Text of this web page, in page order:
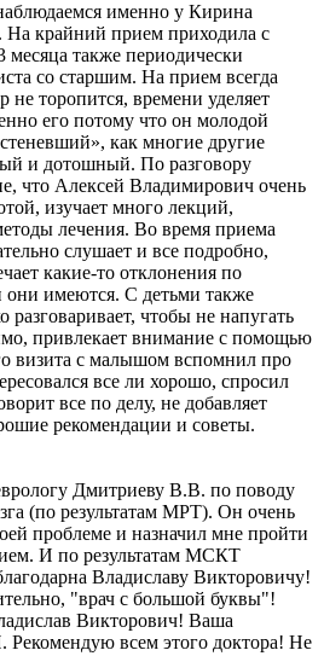
именно у Кирина
На крайний прием приходила с
также периодически
со старшим. На прием всегда
не торопится, времени уделяет
его потому что он молодой
как многие другие
и дотошный. По разговору
что Алексей Владимирович очень
изучает много лекций,
лечения. Во время приема
слушает и все подробно,
какие-то отклонения по
они имеются. С детьми также
чтобы не напугать
привлекает внимание с помощью
визита с малышом вспомнил про
все ли хорошо, спросил
все по делу, не добавляет
рекомендации и советы.
Дмитриеву В.В. по поводу
(по результатам МРТ). Он очень
проблеме и назначил мне пройти
И по результатам МСКТ
Владиславу Викторовичу!
"врач с большой буквы"!
Викторович! Ваша
Рекомендую всем этого доктора! Не